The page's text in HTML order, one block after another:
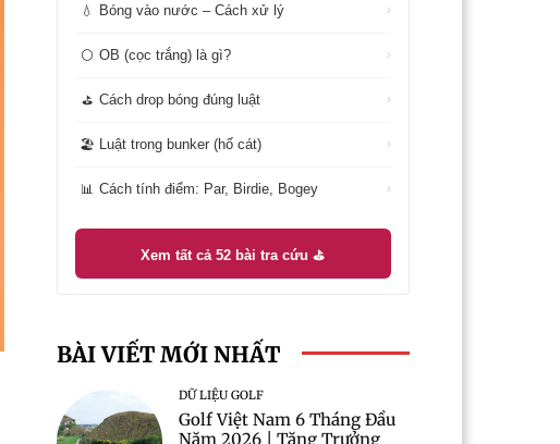
💧 Bóng vào nước – Cách xử lý ›
⚪ OB (cọc trắng) là gì? ›
⛳ Cách drop bóng đúng luật ›
🏖️ Luật trong bunker (hố cát) ›
📊 Cách tính điểm: Par, Birdie, Bogey ›
Xem tất cả 52 bài tra cứu ⛳
BÀI VIẾT MỚI NHẤT
DỮ LIỆU GOLF
Golf Việt Nam 6 Tháng Đầu
Năm 2026 | Tăng Trưởng